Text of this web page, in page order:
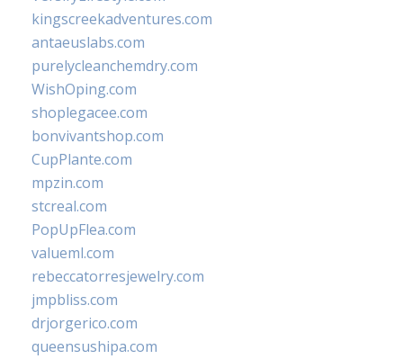
kingscreekadventures.com
antaeuslabs.com
purelycleanchemdry.com
WishOping.com
shoplegacee.com
bonvivantshop.com
CupPlante.com
mpzin.com
stcreal.com
PopUpFlea.com
valueml.com
rebeccatorresjewelry.com
jmpbliss.com
drjorgerico.com
queensushipa.com